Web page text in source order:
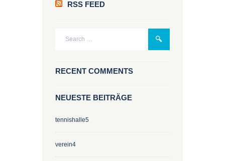
RSS FEED
RECENT COMMENTS
NEUESTE BEITRÄGE
tennishalle5
verein4